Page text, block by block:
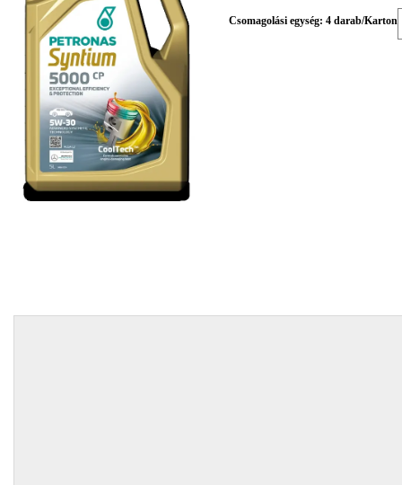
MÁRKÁK
NORMÁK
VISZKOZITÁSOK
ADALÉKOK
EGYÉB
SPECIÁLIS
AJÁNLATOK
Csomagolási egység: 4 darab/Karton